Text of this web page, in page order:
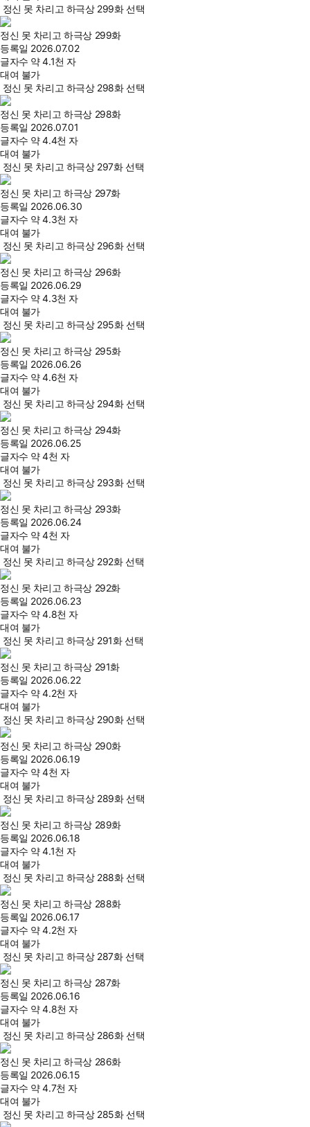
정신 못 차리고 하극상 299화 선택
정신 못 차리고 하극상 299화
등록일 2026.07.02
글자수 약 4.1천 자
대여 불가
정신 못 차리고 하극상 298화 선택
정신 못 차리고 하극상 298화
등록일 2026.07.01
글자수 약 4.4천 자
대여 불가
정신 못 차리고 하극상 297화 선택
정신 못 차리고 하극상 297화
등록일 2026.06.30
글자수 약 4.3천 자
대여 불가
정신 못 차리고 하극상 296화 선택
정신 못 차리고 하극상 296화
등록일 2026.06.29
글자수 약 4.3천 자
대여 불가
정신 못 차리고 하극상 295화 선택
정신 못 차리고 하극상 295화
등록일 2026.06.26
글자수 약 4.6천 자
대여 불가
정신 못 차리고 하극상 294화 선택
정신 못 차리고 하극상 294화
등록일 2026.06.25
글자수 약 4천 자
대여 불가
정신 못 차리고 하극상 293화 선택
정신 못 차리고 하극상 293화
등록일 2026.06.24
글자수 약 4천 자
대여 불가
정신 못 차리고 하극상 292화 선택
정신 못 차리고 하극상 292화
등록일 2026.06.23
글자수 약 4.8천 자
대여 불가
정신 못 차리고 하극상 291화 선택
정신 못 차리고 하극상 291화
등록일 2026.06.22
글자수 약 4.2천 자
대여 불가
정신 못 차리고 하극상 290화 선택
정신 못 차리고 하극상 290화
등록일 2026.06.19
글자수 약 4천 자
대여 불가
정신 못 차리고 하극상 289화 선택
정신 못 차리고 하극상 289화
등록일 2026.06.18
글자수 약 4.1천 자
대여 불가
정신 못 차리고 하극상 288화 선택
정신 못 차리고 하극상 288화
등록일 2026.06.17
글자수 약 4.2천 자
대여 불가
정신 못 차리고 하극상 287화 선택
정신 못 차리고 하극상 287화
등록일 2026.06.16
글자수 약 4.8천 자
대여 불가
정신 못 차리고 하극상 286화 선택
정신 못 차리고 하극상 286화
등록일 2026.06.15
글자수 약 4.7천 자
대여 불가
정신 못 차리고 하극상 285화 선택